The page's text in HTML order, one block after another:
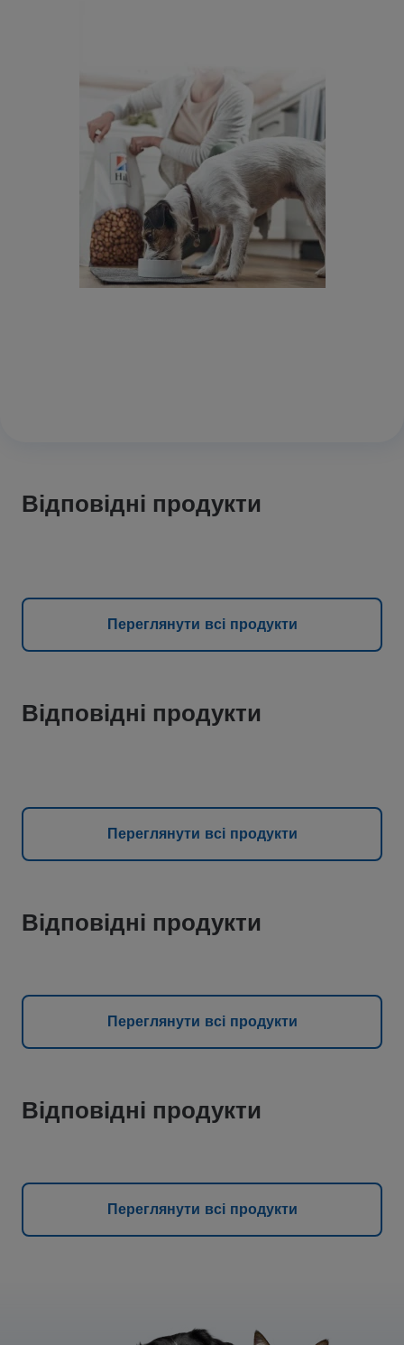
Відповідні продукти
Переглянути всі продукти
Відповідні продукти
Переглянути всі продукти
Відповідні продукти
Переглянути всі продукти
Відповідні продукти
Переглянути всі продукти